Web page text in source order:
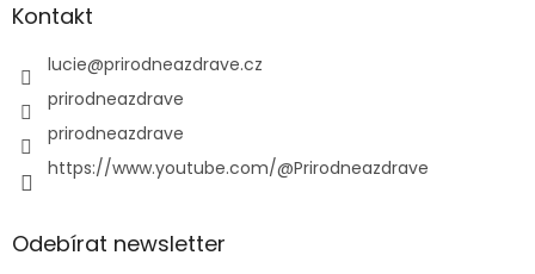
Kontakt
lucie@prirodneazdrave.cz
prirodneazdrave
prirodneazdrave
https://www.youtube.com/@Prirodneazdrave
Odebírat newsletter